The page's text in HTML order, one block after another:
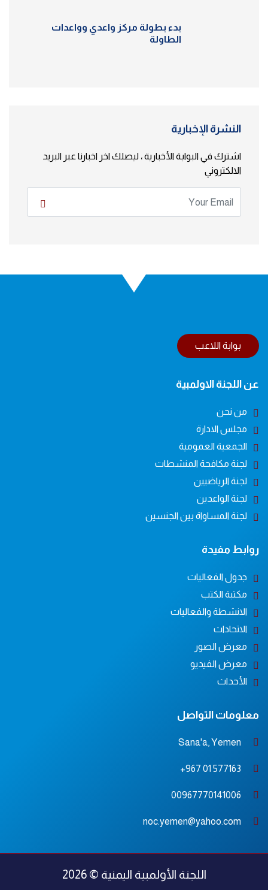
بدء بطولة مركز واعدي وواعدات
الطاولة
النشرة الإخبارية
اشترك في البوابة الأخبارية ، ليصلك اخر اخبارنا عبر البريد
الالكتروني
بوابة اللاعب
عن اللجنة الاولمبية
من نحن
مجلس الادارة
الجمعية العمومية
لجنة مكافحة المنشطات
لجنة الرياضيين
لجنة الواعدين
لجنة المساواة بين الجنسين
روابط مفيدة
جدول الفعاليات
مكتبة الكتب
الانشطة والفعاليات
الاتحادات
معرض الصور
معرض الفيديو
الأحداث
معلومات التواصل
Sana'a, Yemen
577163 01 967+
00967770141006
noc.yemen@yahoo.com
اللجنة الأولمبية اليمنية © 2026